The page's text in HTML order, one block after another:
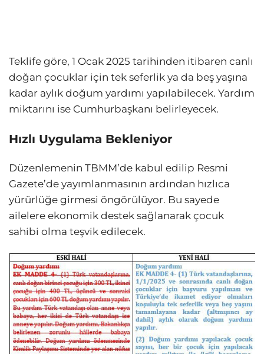
Teklife göre, 1 Ocak 2025 tarihinden itibaren canlı
doğan çocuklar için tek seferlik ya da beş yaşına
kadar aylık doğum yardımı yapılabilecek. Yardım
miktarını ise Cumhurbaşkanı belirleyecek.
Hızlı Uygulama Bekleniyor
Düzenlemenin TBMM’de kabul edilip Resmi
Gazete’de yayımlanmasının ardından hızlıca
yürürlüğe girmesi öngörülüyor. Bu sayede
ailelere ekonomik destek sağlanarak çocuk
sahibi olma teşvik edilecek.